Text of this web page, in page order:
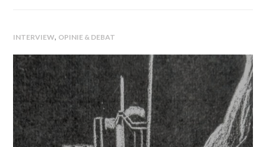
INTERVIEW, OPINIE & DEBAT